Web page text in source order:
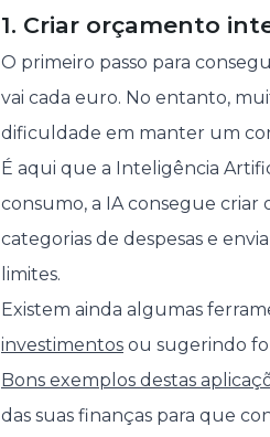
1. Criar orçamento
O primeiro passo para
vai cada euro. No entanto,
dificuldade em manter um
É aqui que a Inteligência
consumo, a IA consegue
categorias de despesas e
limites.
Existem ainda algumas
investimentos ou sugerindo
Bons exemplos destas
das suas finanças para que